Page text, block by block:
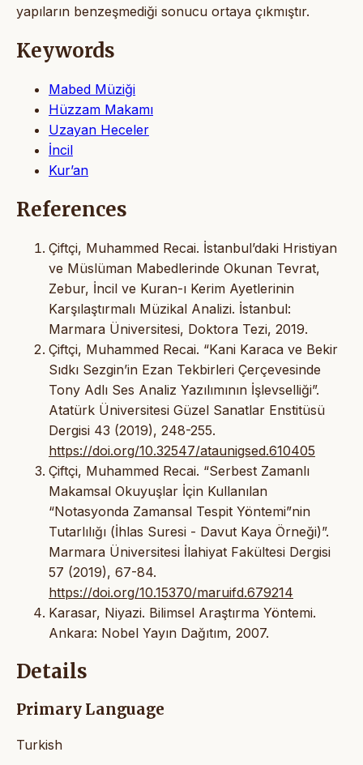
yapıların benzeşmediği sonucu ortaya çıkmıştır.
Keywords
Mabed Müziği
Hüzzam Makamı
Uzayan Heceler
İncil
Kur’an
References
Çiftçi, Muhammed Recai. İstanbul’daki Hristiyan
ve Müslüman Mabedlerinde Okunan Tevrat,
Zebur, İncil ve Kuran-ı Kerim Ayetlerinin
Karşılaştırmalı Müzikal Analizi. İstanbul:
Marmara Üniversitesi, Doktora Tezi, 2019.
Çiftçi, Muhammed Recai. “Kani Karaca ve Bekir
Sıdkı Sezgin’in Ezan Tekbirleri Çerçevesinde
Tony Adlı Ses Analiz Yazılımının İşlevselliği”.
Atatürk Üniversitesi Güzel Sanatlar Enstitüsü
Dergisi 43 (2019), 248-255.
https://doi.org/10.32547/ataunigsed.610405
Çiftçi, Muhammed Recai. “Serbest Zamanlı
Makamsal Okuyuşlar İçin Kullanılan
“Notasyonda Zamansal Tespit Yöntemi”nin
Tutarlılığı (İhlas Suresi - Davut Kaya Örneği)”.
Marmara Üniversitesi İlahiyat Fakültesi Dergisi
57 (2019), 67-84.
https://doi.org/10.15370/maruifd.679214
Karasar, Niyazi. Bilimsel Araştırma Yöntemi.
Ankara: Nobel Yayın Dağıtım, 2007.
Details
Primary Language
Turkish